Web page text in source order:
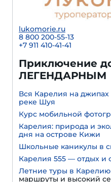
lukomorie.ru
8 800 200-55-13
+7 911 410-41-41
Приключение
ЛЕГЕНДАРНЫМ
Вся Карелия на джипах
реке Шуя
Курс мобильной
Карелия: природа и
дня на острове Кижи
Школьные каникулы в
Карелия 555 — отдых и
Летние туры в Карелию
маршруты и высокий